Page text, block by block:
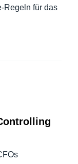
Regeln für das